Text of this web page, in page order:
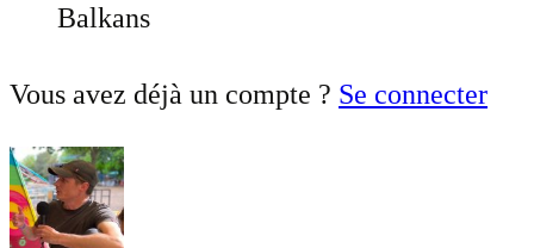
Balkans
Vous avez déjà un compte ? Se connecter